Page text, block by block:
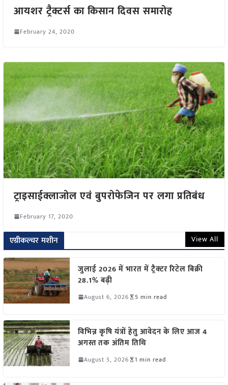
आयशर ट्रैक्टर्स का किसान दिवस समारोह
February 24, 2020
ट्राइसाईक्लाजोल एवं बुपरोफेजिन पर लगा प्रतिबंध
February 17, 2020
एग्रीकल्चर मशीन View All
जुलाई 2026 में भारत में ट्रैक्टर रिटेल बिक्री
28.1% बढ़ी
August 6, 2026 5 min read
विभिन्न कृषि यंत्रों हेतु आवेदन के लिए आज 4
अगस्त तक अंतिम तिथि
August 5, 2026 1 min read